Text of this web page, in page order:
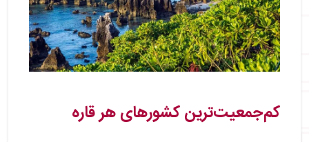
کم‌جمعیت‌ترین کشورهای هر قاره